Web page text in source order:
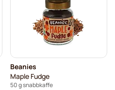
Beanies
Maple Fudge
50 g snabbkaffe